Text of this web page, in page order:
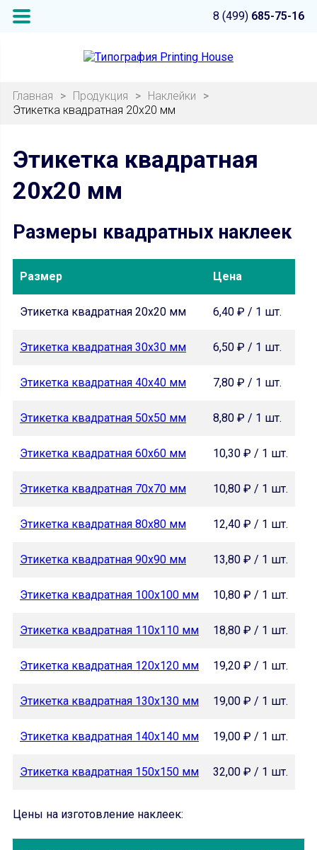
8 (499) 685-75-16
Главная > Продукция > Наклейки
>
Этикетка квадратная 20х20 мм
Этикетка квадратная
20х20 мм
Размеры квадратных наклеек
Размер Цена
Этикетка квадратная 20х20 мм 6,40 ₽ / 1 шт.
Этикетка квадратная 30х30 мм 6,50 ₽ / 1 шт.
Этикетка квадратная 40х40 мм 7,80 ₽ / 1 шт.
Этикетка квадратная 50х50 мм 8,80 ₽ / 1 шт.
Этикетка квадратная 60х60 мм 10,30 ₽ / 1 шт.
Этикетка квадратная 70х70 мм 10,80 ₽ / 1 шт.
Этикетка квадратная 80х80 мм 12,40 ₽ / 1 шт.
Этикетка квадратная 90х90 мм 13,80 ₽ / 1 шт.
Этикетка квадратная 100х100 мм 10,80 ₽ / 1 шт.
Этикетка квадратная 110х110 мм 18,80 ₽ / 1 шт.
Этикетка квадратная 120х120 мм 19,20 ₽ / 1 шт.
Этикетка квадратная 130х130 мм 19,00 ₽ / 1 шт.
Этикетка квадратная 140х140 мм 19,00 ₽ / 1 шт.
Этикетка квадратная 150х150 мм 32,00 ₽ / 1 шт.
Цены на изготовление наклеек: